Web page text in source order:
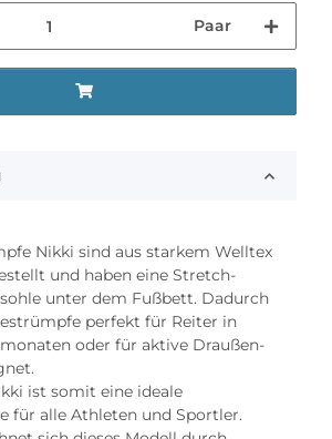
Paar
Nikki sind aus starkem Welltex
und haben eine Stretch-
unter dem Fußbett. Dadurch
perfekt für Reiter in
oder für aktive Draußen-
ist somit eine ideale
für alle Athleten und Sportler.